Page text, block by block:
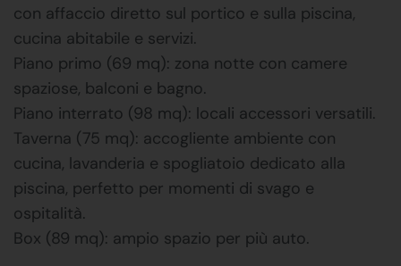
con affaccio diretto sul portico e sulla piscina,
cucina abitabile e servizi.
Piano primo (69 mq): zona notte con camere
spaziose, balconi e bagno.
Piano interrato (98 mq): locali accessori versatili.
Taverna (75 mq): accogliente ambiente con
cucina, lavanderia e spogliatoio dedicato alla
piscina, perfetto per momenti di svago e
ospitalità.
Box (89 mq): ampio spazio per più auto.